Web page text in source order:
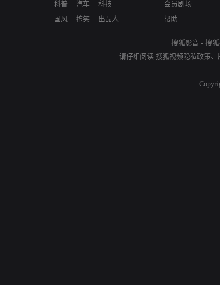
科普
国风
汽车
搞笑
科技
出品人
会员剧场
帮助
搜狐影音 - 搜
请仔细阅读 搜狐视频隐私政策、